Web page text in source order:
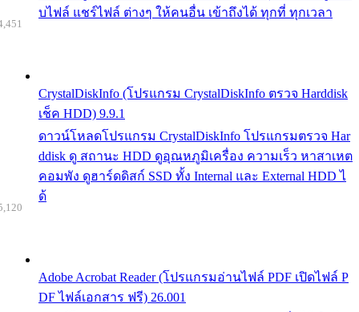
บไฟล์ แชร์ไฟล์ ต่างๆ ให้คนอื่น เข้าถึงได้ ทุกที่ ทุกเวลา
CrystalDiskInfo (โปรแกรม CrystalDiskInfo ตรวจ Harddisk
เช็ค HDD) 9.9.1
ดาวน์โหลดโปรแกรม CrystalDiskInfo โปรแกรมตรวจ Har
ddisk ดู สถานะ HDD ดูอุณหภูมิเครื่อง ความเร็ว หาสาเหต
คอมพัง ดูฮาร์ดดิสก์ SSD ทั้ง Internal และ External HDD ไ
ด้
Adobe Acrobat Reader (โปรแกรมอ่านไฟล์ PDF เปิดไฟล์ P
DF ไฟล์เอกสาร ฟรี) 26.001